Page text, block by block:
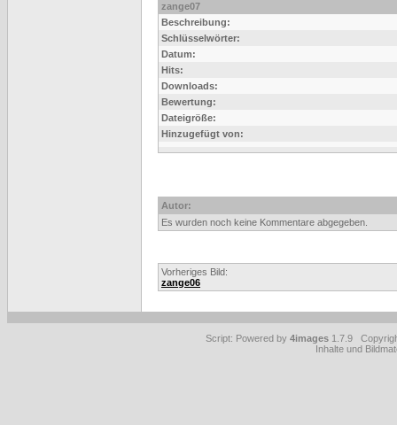
zange07
Beschreibung:
Schlüsselwörter:
Datum:
Hits:
Downloads:
Bewertung:
Dateigröße:
Hinzugefügt von:
Autor:
Es wurden noch keine Kommentare abgegeben.
Vorheriges Bild:
zange06
Script: Powered by 4images 1.7.9
Inhalte und